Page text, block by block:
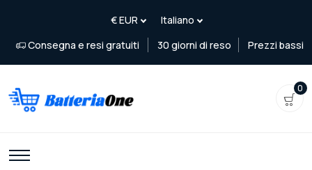
Consegna e resi gratuiti 30 giorni di reso Prezzi bassi
0